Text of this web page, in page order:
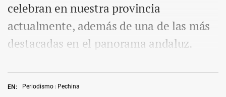
EN: Periodismo Pechina
celebran en nuestra provincia
actualmente, además de una de las más
destacadas en el panorama andaluz.